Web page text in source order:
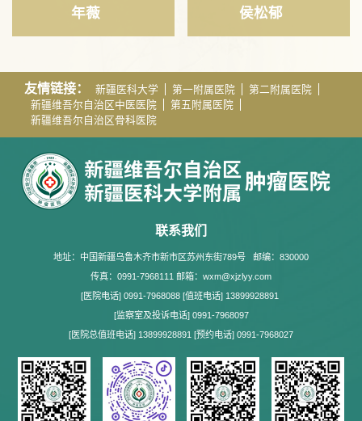
年薇 侯松郁
友情链接： 新疆医科大学 第一附属医院
第二附属医院
新疆维吾尔自治区中医医院
第五附属医院
新疆维吾尔自治区骨科医院
联系我们
地址：中国新疆乌鲁木齐市新市区苏州东街789号 邮编：830000
传真：0991-7968111 邮箱：wxm@xjzlyy.com
[医院电话] 0991-7968088 [值班电话] 13899928891
[监察室及投诉电话] 0991-7968097
[医院总值班电话] 13899928891 [预约电话] 0991-7968027